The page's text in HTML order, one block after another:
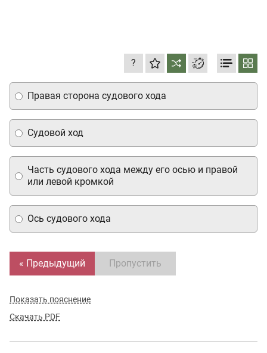
?
Судовой ход
Часть судового хода между его осью и правой
или левой кромкой
Ось судового хода
Правая сторона судового хода
« Предыдущий Пропустить
Показать пояснение
Скачать PDF